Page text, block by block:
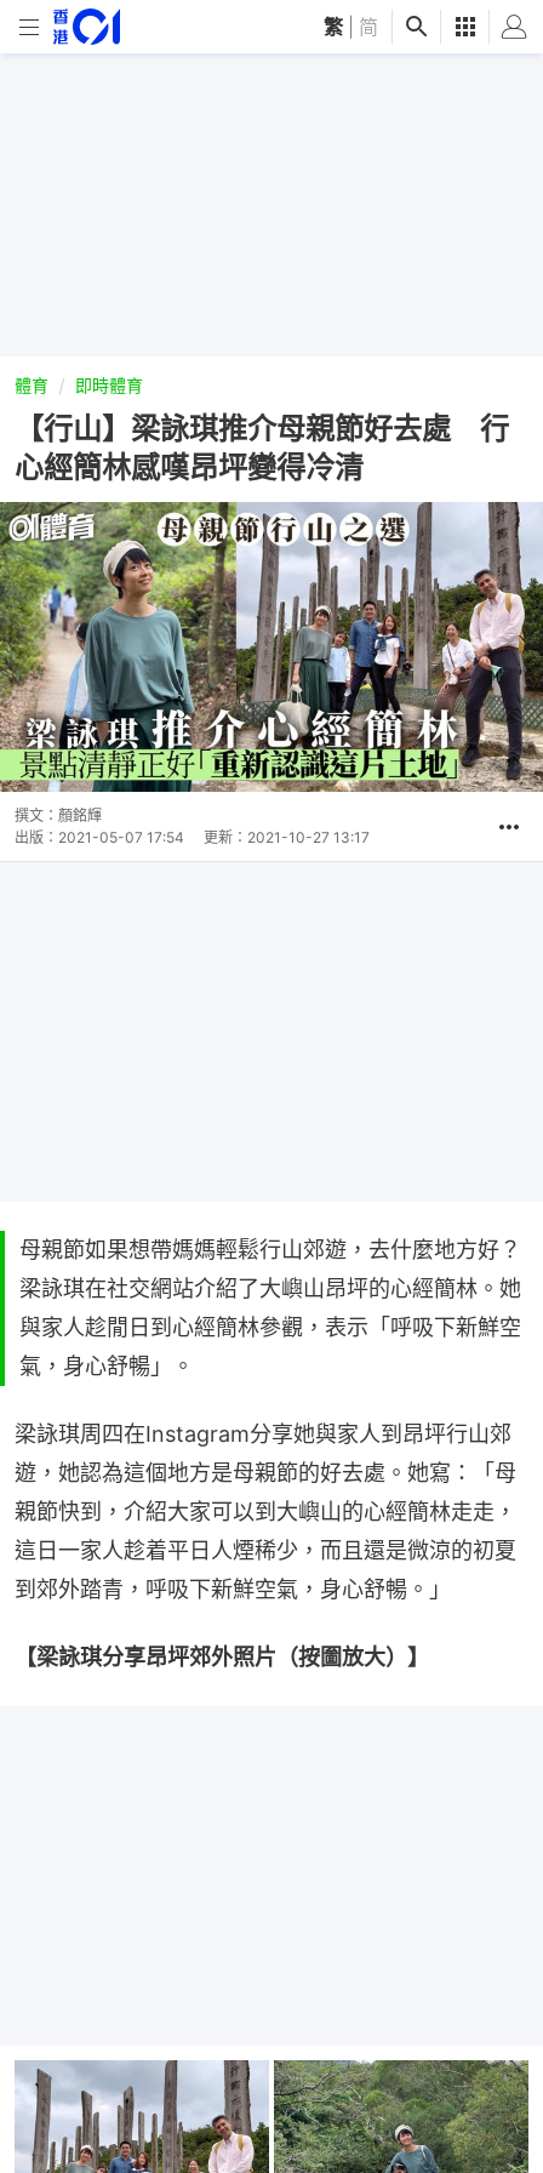
繁 简
體育 即時體育
【行山】梁詠琪推介母親節好去處 行
心經簡林感嘆昂坪變得冷清
撰文： 顏銘輝
出版： 2021-05-07 17:54 更新： 2021-10-27 13:17
母親節如果想帶媽媽輕鬆行山郊遊，去什麼地方好？
梁詠琪在社交網站介紹了大嶼山昂坪的心經簡林。她
與家人趁閒日到心經簡林參觀，表示「呼吸下新鮮空
氣，身心舒暢」。
梁詠琪周四在Instagram分享她與家人到昂坪行山郊
遊，她認為這個地方是母親節的好去處。她寫：「母
親節快到，介紹大家可以到大嶼山的心經簡林走走，
這日一家人趁着平日人煙稀少，而且還是微涼的初夏
到郊外踏青，呼吸下新鮮空氣，身心舒暢。」
【梁詠琪分享昂坪郊外照片（按圗放大）】